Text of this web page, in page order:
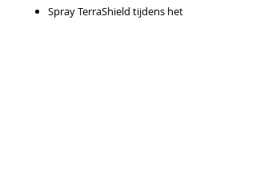
Spray TerraShield tijdens het